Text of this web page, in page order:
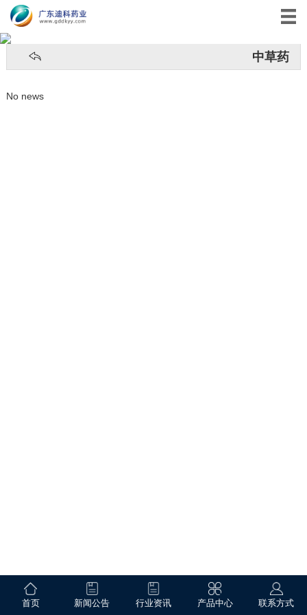
中草药
No news
首页 新闻公告 行业资讯 产品中心 联系方式